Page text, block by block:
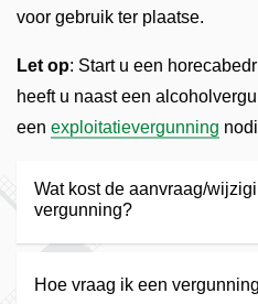
voor gebruik ter plaatse.
Let op: Start u een
heeft u naast een
een exploitatievergunning
Wat kost de aanvraag/
vergunning?
Hoe vraag ik een